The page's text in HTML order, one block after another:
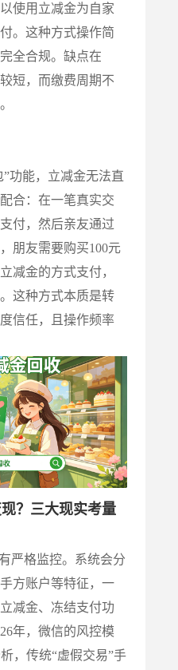
使用立减金为自家
。这种方式操作简
全合规。缺点在
短，而缴费周期不
”功能，立减金无法直
合：在一笔真实交
付，然后亲友通过
朋友需要购买100元
减金的方式支付，
这种方式本质是转
信任，且操作频率
？三大现实考量
严格监控。系统会分
方账户等特征，一
减金、冻结支付功
年，微信的风控模
，传统“虚假交易”手